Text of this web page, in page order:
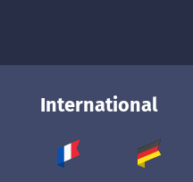
International